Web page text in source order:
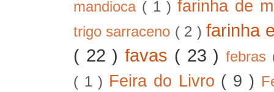
mandioca ( 1 )farinha de
trigo sarraceno ( 2 )farinha
( 22 )favas ( 23 ) febras
( 1 ) Feira do Livro ( 9 )